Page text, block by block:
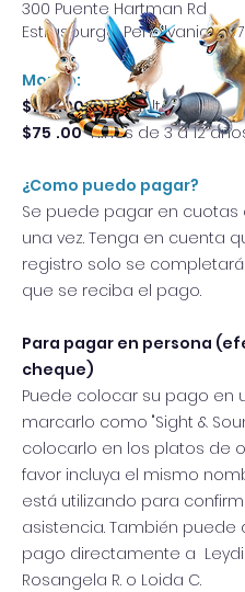
300 Puente Hartman Rd
Estrasburgo, Pensilvania
Monto:
$105.00por adulto
$75 .00niños de 3 a 12
¿Como puedo pagar?
Se puede pagar en cuotas
una vez. Tenga en cuenta
registro solo se
que se reciba el pago.
Para pagar en persona
cheque)
Puede colocar su pago en
marcarlo como "Sight &
colocarlo en los platos de
favor incluya el mismo
está utilizando para
asistencia. También puede
pago directamente a
Rosangela R. o Loida C.